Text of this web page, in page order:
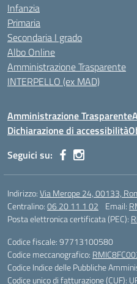
Infanzia
Primaria
Secondaria I grado
Albo Online
Amministrazione Trasparente
INTERPELLO (ex MAD)
Amministrazione Trasparente
Dichiarazione di accessibilità
Seguici su:
Indirizzo:Via Merope 24, 00133,
Centralino:06 20 11 1 02 Email:
Posta elettronica certificata (PEC):
Codice fiscale: 97713100580
Codice meccanografico:
Codice Indice delle Pubbliche
Codice unico di fatturazione (CUF):